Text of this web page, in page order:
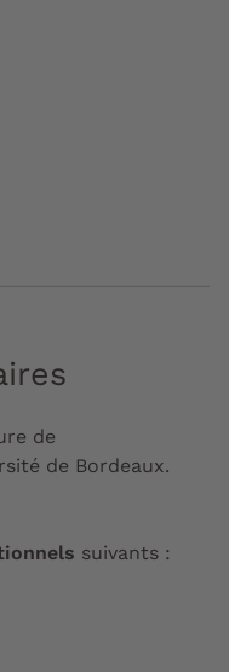
de
de Bordeaux.
suivants :